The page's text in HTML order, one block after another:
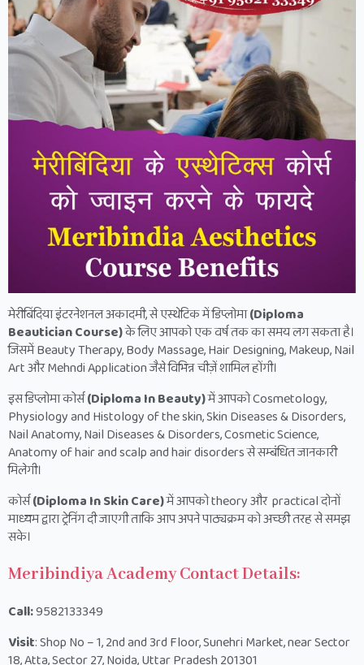
मेरीबिंदिया इंटरनेशनल अकादमी, से एस्थेटिक में डिप्लोमा(Diploma
Beautician Course)के लिए आपको एक वर्ष तक का समय लग सकता है।
जिसमें Beauty Therapy, Body Massage, Hair Designing, Makeup, Nail
Art और Mehndi Application जैसे विभिन्न चीज़ें शामिल होंगी।
इस डिप्लोमा कोर्स(Diploma In Beauty)में आपको Cosmetology,
Physiology and Histology of the skin, Skin Diseases & Disorders,
Nail Anatomy, Nail Diseases & Disorders, Cosmetic Science,
Anatomy of hair and scalp and hair disorders से सम्बंधित जानकारी
मिलेगी।
कोर्स(Diploma In Skin Care)में आपको theory और practical दोनों
माध्यम द्वारा ट्रेनिंग दी जाएगी ताकि आप अपने पाठ्यक्रम को अच्छी तरह से समझ
सके।
Meribindiya Academy Contact Details:
Call:9582133349
Visit: Shop No – 1, 2nd and 3rd Floor, Sunehri Market, near Sector
18, Atta, Sector 27, Noida, Uttar Pradesh 201301